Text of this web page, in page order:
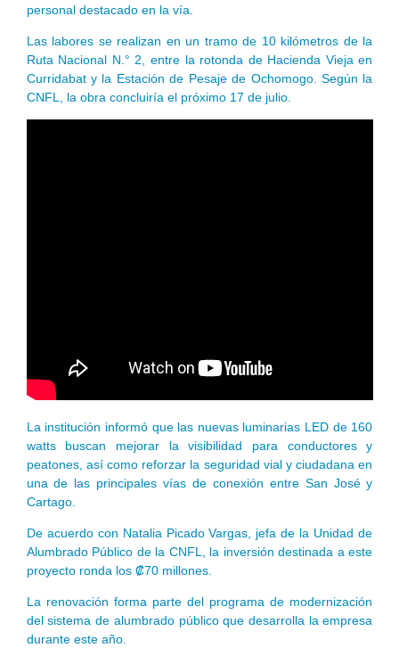
personal destacado en la vía.
Las labores se realizan en un tramo de 10 kilómetros de la
Ruta Nacional N.° 2, entre la rotonda de Hacienda Vieja en
Curridabat y la Estación de Pesaje de Ochomogo. Según la
CNFL, la obra concluiría el próximo 17 de julio.
La institución informó que las nuevas luminarias LED de 160
watts buscan mejorar la visibilidad para conductores y
peatones, así como reforzar la seguridad vial y ciudadana en
una de las principales vías de conexión entre San José y
Cartago.
De acuerdo con Natalia Picado Vargas, jefa de la Unidad de
Alumbrado Público de la CNFL, la inversión destinada a este
proyecto ronda los ₡70 millones.
La renovación forma parte del programa de modernización
del sistema de alumbrado público que desarrolla la empresa
durante este año.